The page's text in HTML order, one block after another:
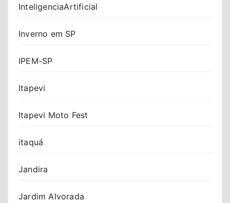
InteligenciaArtificial
Inverno em SP
IPEM-SP
Itapevi
Itapevi Moto Fest
itaquá
Jandira
Jardim Alvorada